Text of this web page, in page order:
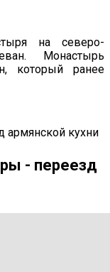
на северо-
Монастырь
который ранее
армянской кухни
- переезд